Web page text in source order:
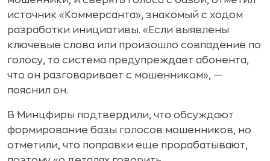
источник «Коммерсанта», знакомый с ходом
разработки инициативы. «Если выявлены
ключевые слова или произошло совпадение по
голосу, то система предупреждает абонента,
что он разговаривает с мошенником», —
пояснил он.
В Минцфиры подтвердили, что обсуждают
формирование базы голосов мошенников, но
отметили, что поправки еще прорабатывают,